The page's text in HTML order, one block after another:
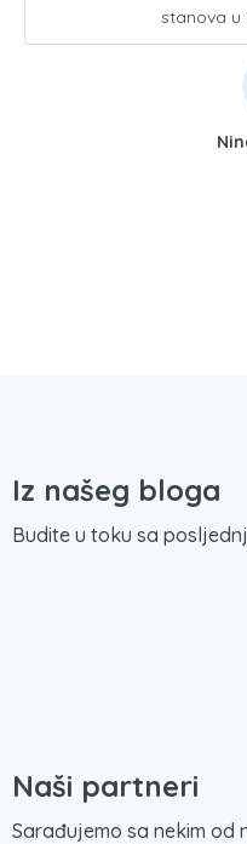
stanova u
Iz našeg bloga
Budite u toku sa
Naši partneri
Sarađujemo sa nekim od